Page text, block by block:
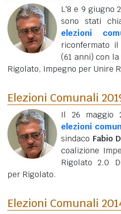
L'8 e 9 giugno
sono stati
elezioni
riconfermato il
(61 anni) con la
Rigolato, Impegno per Unire
Elezioni Comunali
Il 26 maggio
elezioni
sindaco Fabio
coalizione
Rigolato 2.0
per Rigolato.
Elezioni Comunali